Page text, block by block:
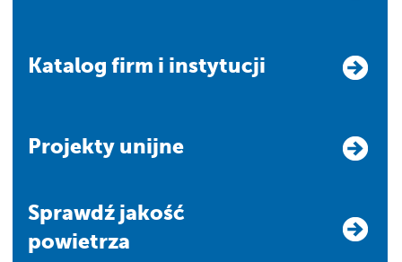
Katalog firm i instytucji
Projekty unijne
Sprawdź jakość
powietrza